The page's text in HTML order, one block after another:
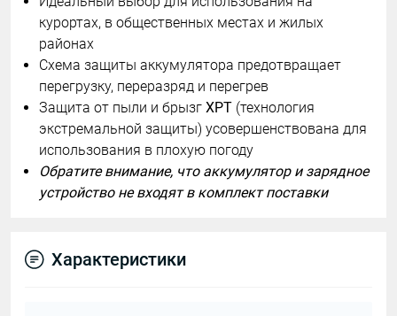
курортах, в общественных местах и жилых
районах
Схема защиты аккумулятора предотвращает
перегрузку, переразряд и перегрев
Защита от пыли и брызг XPT (технология
экстремальной защиты) усовершенствована для
использования в плохую погоду
Обратите внимание, что аккумулятор и зарядное
устройство не входят в комплект поставки
Характеристики